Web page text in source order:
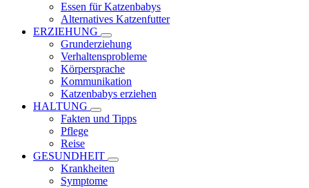
Essen für Katzenbabys
Alternatives Katzenfutter
ERZIEHUNG
Grunderziehung
Verhaltensprobleme
Körpersprache
Kommunikation
Katzenbabys erziehen
HALTUNG
Fakten und Tipps
Pflege
Reise
GESUNDHEIT
Krankheiten
Symptome